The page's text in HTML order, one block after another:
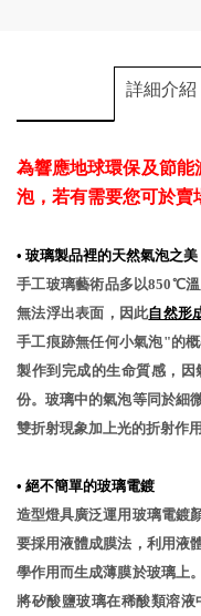
詳細介紹
為響應地球環保及節
泡，若有需要您可於賣
• 玻璃製品裡的天然氣泡之美
手工玻璃藝術品多以850℃
無法浮出表面，因此自然形
手工痕跡無任何小氣泡"的
製作到完成的生命質感，
份。玻璃中的氣泡等同於細
雙折射現象加上光的折射作
• 絕不簡單的玻璃電鍍
造型燈具廣泛運用玻璃電鍍
要採用液體成膜法，利用液
學作用而生成薄膜於玻璃上
將矽酸鹽玻璃在稀酸類溶